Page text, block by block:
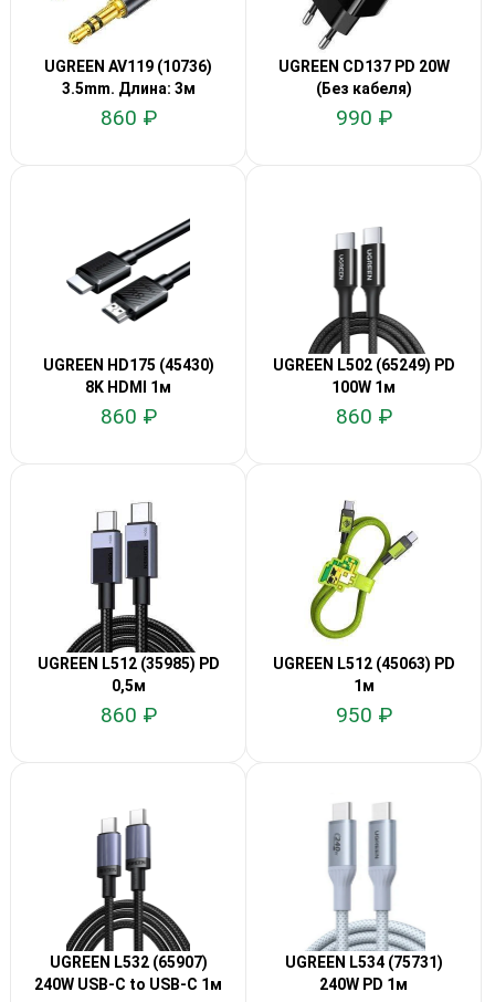
UGREEN AV119 (10736)
3.5mm. Длина: 3м
860 ₽
UGREEN CD137 PD 20W
(Без кабеля)
990 ₽
UGREEN HD175 (45430)
8K HDMI 1м
860 ₽
UGREEN L502 (65249) PD
100W 1м
860 ₽
UGREEN L512 (35985) PD
0,5м
860 ₽
UGREEN L512 (45063) PD
1м
950 ₽
UGREEN L532 (65907)
240W USB-C to USB-C 1м
UGREEN L534 (75731)
240W PD 1м